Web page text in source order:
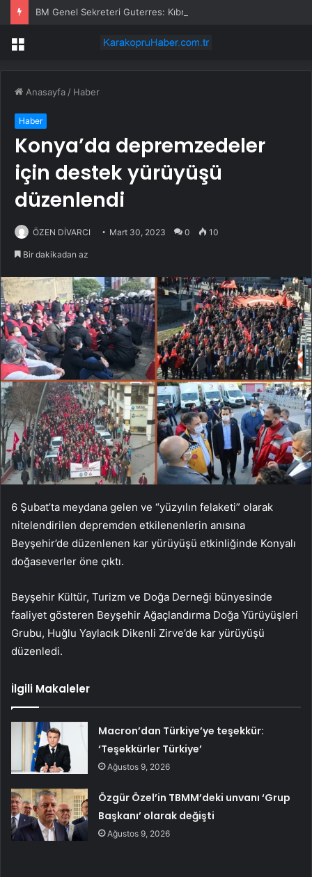
Menü
Anasayfa / Haber
Haber
Konya’da depremzedeler
için destek yürüyüşü
düzenlendi
ÖZEN DİVARCI Mart 30, 2023 0 10
Bir dakikadan az
6 Şubat’ta meydana gelen ve “yüzyılın felaketi” olarak
nitelendirilen depremden etkilenenlerin anısına
Beyşehir’de düzenlenen kar yürüyüşü etkinliğinde Konyalı
doğaseverler öne çıktı.
Beyşehir Kültür, Turizm ve Doğa Derneği bünyesinde
faaliyet gösteren Beyşehir Ağaçlandırma Doğa Yürüyüşleri
Grubu, Huğlu Yaylacık Dikenli Zirve’de kar yürüyüşü
düzenledi.
İlgili Makaleler
Macron’dan Türkiye’ye teşekkür:
‘Teşekkürler Türkiye’
Ağustos 9, 2026
Özgür Özel’in TBMM’deki unvanı ‘Grup
Başkanı’ olarak değişti
Ağustos 9, 2026